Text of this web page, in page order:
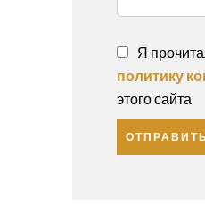
Я
политику
этого сайта